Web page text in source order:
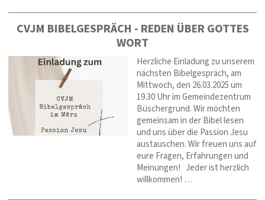
CVJM BIBELGESPRÄCH - REDEN ÜBER GOTTES
WORT
Herzliche Einladung zu unserem
nächsten Bibelgespräch, am
Mittwoch, den 26.03.2025 um
19.30 Uhr im Gemeindezentrum
Büschergrund. Wir möchten
gemeinsam in der Bibel lesen
und uns über die Passion Jesu
austauschen. Wir freuen uns auf
eure Fragen, Erfahrungen und
Meinungen! Jeder ist herzlich
willkommen! …